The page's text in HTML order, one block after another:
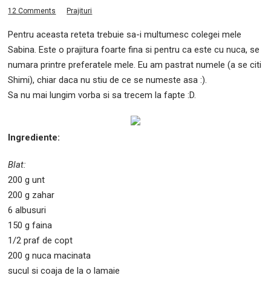
12 Comments Prajituri
Pentru aceasta reteta trebuie sa-i multumesc colegei mele
Sabina. Este o prajitura foarte fina si pentru ca este cu nuca, se
numara printre preferatele mele. Eu am pastrat numele (a se citi
Shimi), chiar daca nu stiu de ce se numeste asa :).
Sa nu mai lungim vorba si sa trecem la fapte :D.
Ingrediente:
Blat:
200 g unt
200 g zahar
6 albusuri
150 g faina
1/2 praf de copt
200 g nuca macinata
sucul si coaja de la o lamaie